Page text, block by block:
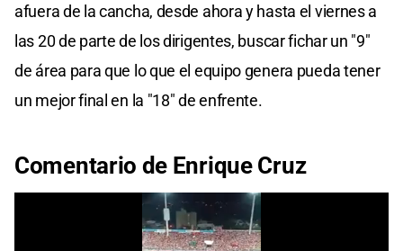
afuera de la cancha, desde ahora y hasta el viernes a
las 20 de parte de los dirigentes, buscar fichar un "9"
de área para que lo que el equipo genera pueda tener
un mejor final en la "18" de enfrente.
Comentario de Enrique Cruz